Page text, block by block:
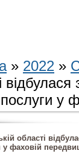
» 2022 »
відбулася
послуги у
області
у фаховій